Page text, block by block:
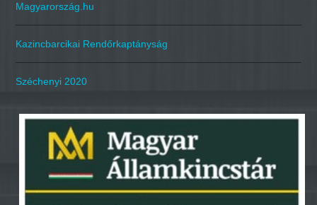
Magyarország.hu
Kazincbarcikai Rendőrkaptányság
Széchenyi 2020